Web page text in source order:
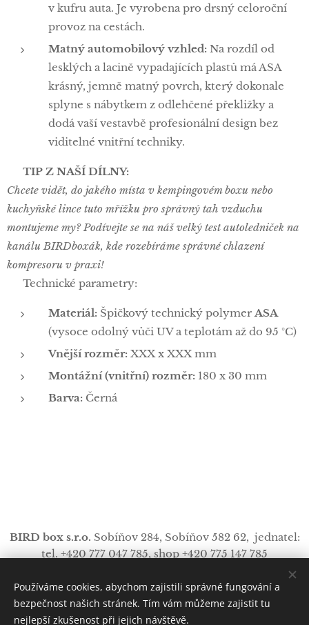
v kufru auta. Je vyrobena pro drsný celoroční
provoz na cestách.
Matný automobilový vzhled: Na rozdíl od
lesklých a lacině vypadajících plastů má ASA
krásný, jemně matný povrch, který dokonale
splyne s nábytkem z odlehčené překližky a
dodá vaší vestavbě profesionální design bez
viditelné vnitřní techniky.
🛠️ TIP Z NAŠÍ DÍLNY:
Chcete vidět, do jakého místa v kempingovém boxu nebo
kuchyňské lince tuto mřížku pro správný tah vzduchu
montujeme my? Podívejte se na náš velký test autoledniček na
kanálu BIRDboxák, kde rozebíráme správné chlazení
kompresoru v praxi!
📏 Technické parametry:
Materiál: Špičkový technický polymer ASA
(vysoce odolný vůči UV a teplotám až do 95 °C)
Vnější rozměr: XXX x XXX mm
Montážní (vnitřní) rozměr: 180 x 30 mm
Barva: Černá
BIRD box s.r.o. Sobíňov 284, Sobíňov582 62, jednatel:
tel. +420 777 047 785, shop +420 775 147 785
https://www.facebook.com/procampink/ Cookies
Používáme cookies, abychom zajistili správné fungování a
bezpečnost našich stránek. Tím vám můžeme zajistit tu
nejlepší zkušenost při jejich návštěvě.